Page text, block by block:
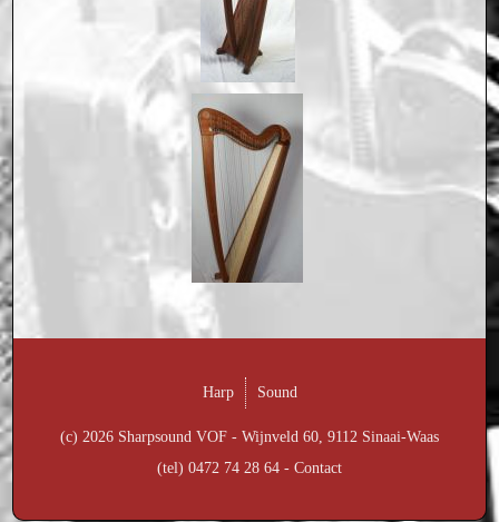
Harp Sound
(c) 2026 Sharpsound VOF - Wijnveld 60, 9112 Sinaai-Waas
(tel) 0472 74 28 64 - Contact